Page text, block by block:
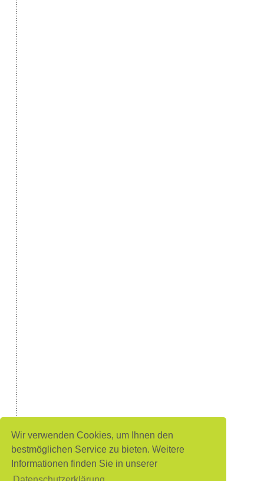
Wir verwenden Cookies, um Ihnen den
bestmöglichen Service zu bieten. Weitere
Informationen finden Sie in unserer